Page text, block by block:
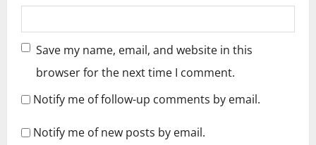
Save my name, email, and website in this
browser for the next time I comment.
Notify me of follow-up comments by email.
Notify me of new posts by email.